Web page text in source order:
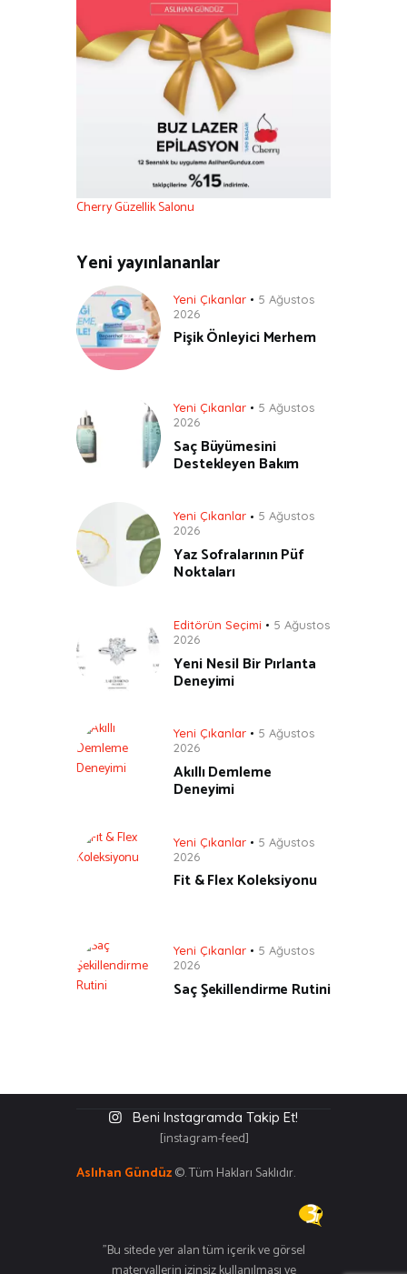
Cherry Güzellik Salonu
Yeni yayınlananlar
Yeni Çıkanlar
5 Ağustos
2026
Pişik Önleyici Merhem
Yeni Çıkanlar
5 Ağustos
2026
Saç Büyümesini
Destekleyen Bakım
Yeni Çıkanlar
5 Ağustos
2026
Yaz Sofralarının Püf
Noktaları
Editörün Seçimi
5 Ağustos
2026
Yeni Nesil Bir Pırlanta
Deneyimi
Yeni Çıkanlar
5 Ağustos
2026
Akıllı Demleme
Deneyimi
Yeni Çıkanlar
5 Ağustos
2026
Fit & Flex Koleksiyonu
Yeni Çıkanlar
5 Ağustos
2026
Saç Şekillendirme Rutini
Beni Instagramda Takip Et!
[instagram-feed]
Aslıhan Gündüz©. Tüm Hakları Saklıdır.
"Bu sitede yer alan tüm içerik ve görsel